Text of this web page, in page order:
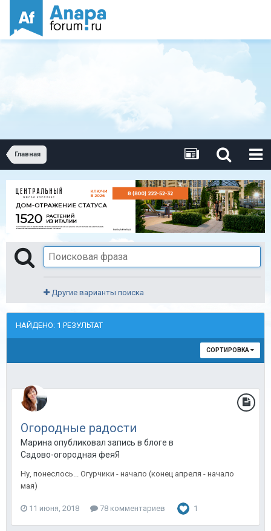
Главная
Другие варианты поиска
НАЙДЕНО: 1 РЕЗУЛЬТАТ
СОРТИРОВКА
Огородные радости
Марина опубликовал запись в блоге в
Садово-огородная феяЯ
Ну, понеслось... Огурчики - начало (конец апреля - начало
мая)
11 июня, 2018 78 комментариев 1